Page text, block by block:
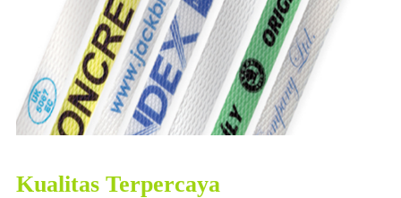
Kualitas Terpercaya